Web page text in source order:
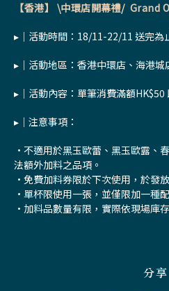
【香港】 \中環店開幕禮/ Grand
▸｜活動時間：18/11-22/11 送完為
▸｜活動地區：香港中環店、海港城
▸｜活動內容：單筆消費滿額
▸｜注意事項：
•不適用於黑玉歐蕾、黑玉歐露、
法額外加料之品項。
•免費加料券限於下次使用，於發
•單杯限使用一張，並僅限加一種
•加料品數量有限，實際依現場庫
分享